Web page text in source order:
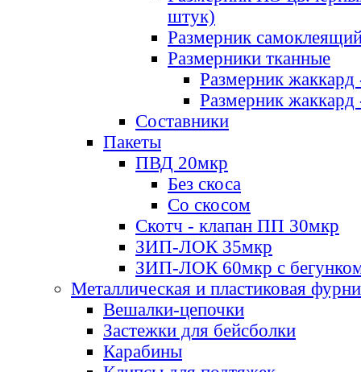
штук)
Размерник
Размерники тканные
Размерник
Размерник
Составники
Пакеты
ПВД 20мкр
Без скоса
Со скосом
Скотч - клапан ПП 30мкр
ЗИП-ЛОК 35мкр
ЗИП-ЛОК 60мкр с
Металлическая и пластиковая
Вешалки-цепочки
Застежки для бейсболки
Карабины